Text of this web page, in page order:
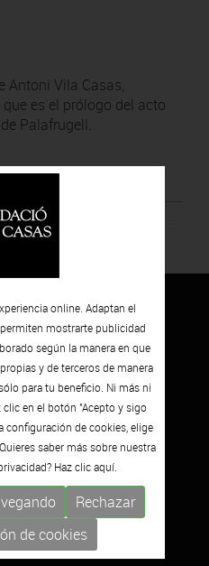
Antoni Vila Casas,
es el prólogo del acto
Palafrugell.
online. Adaptan el
mostrarte publicidad
según la manera en que
y de terceros de manera
para tu beneficio. Ni más ni
clic en el botón "Acepto y sigo
configuración de cookies, elige
saber más sobre nuestra
Haz clicaquí.
Rechazar
de cookies